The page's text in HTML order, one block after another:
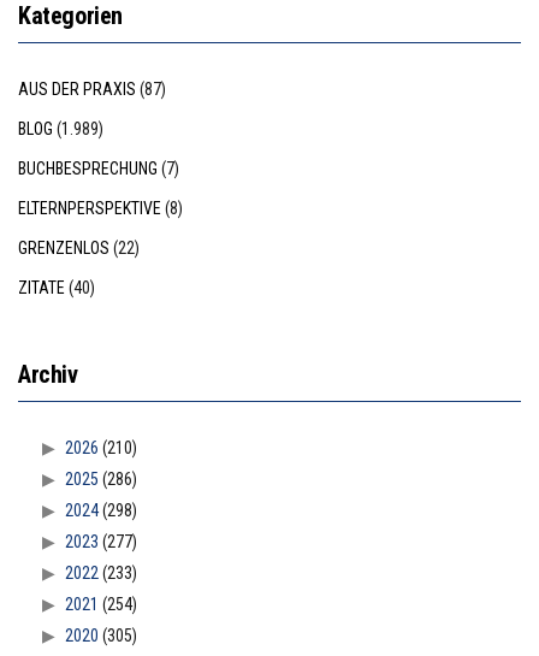
Kategorien
AUS DER PRAXIS (87)
BLOG (1.989)
BUCHBESPRECHUNG (7)
ELTERNPERSPEKTIVE(8)
GRENZENLOS (22)
ZITATE(40)
Archiv
2026 (210)
2025 (286)
2024(298)
2023 (277)
2022(233)
2021 (254)
2020 (305)